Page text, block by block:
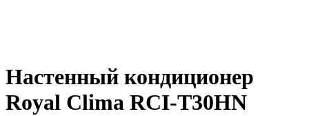
Настенный кондиционер
Royal Clima RCI-T30HN